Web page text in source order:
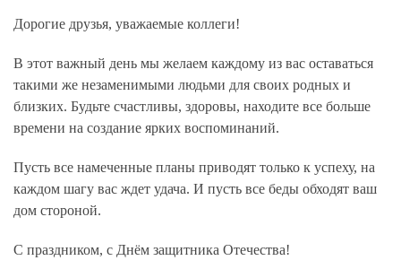
Дорогие друзья, уважаемые коллеги!
В этот важный день мы желаем каждому из вас оставаться
такими же незаменимыми людьми для своих родных и
близких. Будьте счастливы, здоровы, находите все больше
времени на создание ярких воспоминаний.
Пусть все намеченные планы приводят только к успеху, на
каждом шагу вас ждет удача. И пусть все беды обходят ваш
дом стороной.
С праздником, с Днём защитника Отечества!